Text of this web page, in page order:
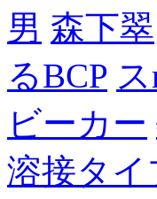
男 森下翠
るBCP
ビーカー
溶接タイ